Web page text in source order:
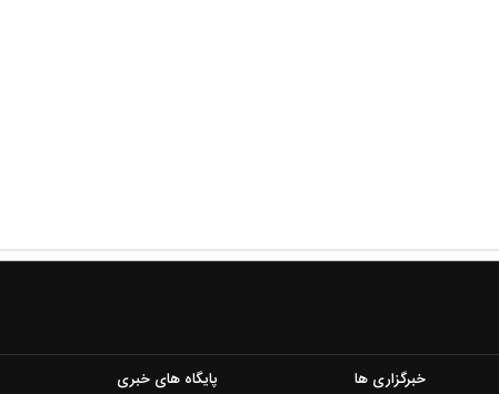
خبرگزاری ها پایگاه های خبری